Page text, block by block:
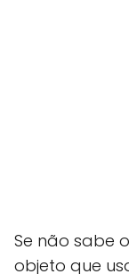
Se não sabe
objeto que